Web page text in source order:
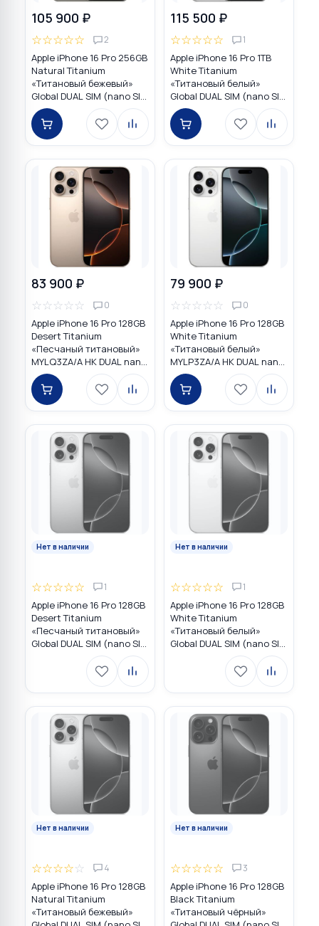
105 900 ₽
☆☆☆☆☆ 2
Apple iPhone 16 Pro 256GB
Natural Titanium
«Tитановый бежевый»
Global DUAL SIM (nano SIM
+ eSIM)
115 500 ₽
☆☆☆☆☆ 1
Apple iPhone 16 Pro 1TB
White Titanium
«Титановый белый»
Global DUAL SIM (nano SIM
+ eSIM)
83 900 ₽
☆☆☆☆☆ 0
Apple iPhone 16 Pro 128GB
Desert Titanium
«Песчаный титановый»
MYLQ3ZA/A HK DUAL nano
SIM
79 900 ₽
☆☆☆☆☆ 0
Apple iPhone 16 Pro 128GB
White Titanium
«Титановый белый»
MYLP3ZA/A HK DUAL nano
SIM
Нет в наличии
☆☆☆☆☆ 1
Apple iPhone 16 Pro 128GB
Desert Titanium
«Песчаный титановый»
Global DUAL SIM (nano SIM
Нет в наличии
☆☆☆☆☆ 1
Apple iPhone 16 Pro 128GB
White Titanium
«Титановый белый»
Global DUAL SIM (nano SIM
Нет в наличии
☆☆☆☆☆ 4
Apple iPhone 16 Pro 128GB
Natural Titanium
«Tитановый бежевый»
Нет в наличии
☆☆☆☆☆ 3
Apple iPhone 16 Pro 128GB
Black Titanium
«Титановый чёрный»